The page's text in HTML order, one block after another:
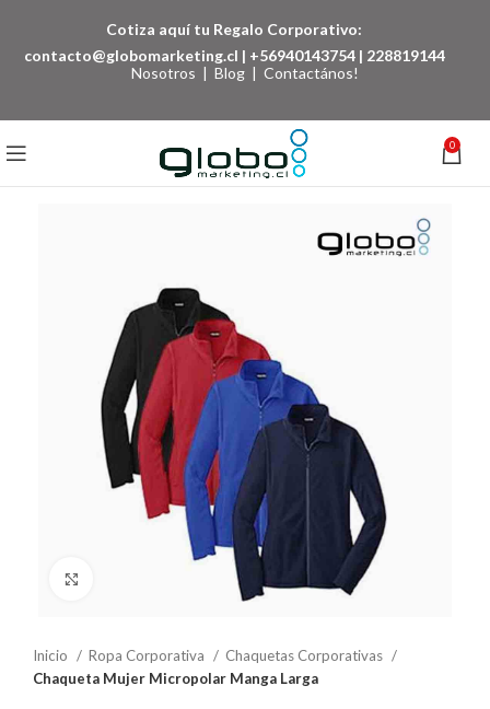
Cotiza aquí tu Regalo Corporativo:
contacto@globomarketing.cl | +56940143754 | 228819144
Nosotros | Blog | Contactános!
0
Inicio Ropa Corporativa
Chaquetas Corporativas
Chaqueta Mujer Micropolar Manga Larga